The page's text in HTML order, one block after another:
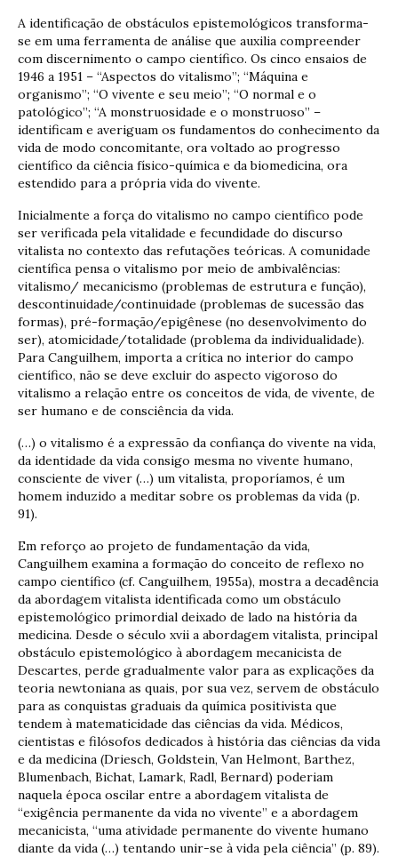
A identificação de obstáculos epistemológicos transforma-
se em uma ferramenta de análise que auxilia compreender
com discernimento o campo científico. Os cinco ensaios de
1946 a 1951 – “Aspectos do vitalismo”; “Máquina e
organismo”; “O vivente e seu meio”; “O normal e o
patológico”; “A monstruosidade e o monstruoso” –
identificam e averiguam os fundamentos do conhecimento da
vida de modo concomitante, ora voltado ao progresso
científico da ciência físico-química e da biomedicina, ora
estendido para a própria vida do vivente.
Inicialmente a força do vitalismo no campo científico pode
ser verificada pela vitalidade e fecundidade do discurso
vitalista no contexto das refutações teóricas. A comunidade
científica pensa o vitalismo por meio de ambivalências:
vitalismo/ mecanicismo (problemas de estrutura e função),
descontinuidade/continuidade (problemas de sucessão das
formas), pré-formação/epigênese (no desenvolvimento do
ser), atomicidade/totalidade (problema da individualidade).
Para Canguilhem, importa a crítica no interior do campo
científico, não se deve excluir do aspecto vigoroso do
vitalismo a relação entre os conceitos de vida, de vivente, de
ser humano e de consciência da vida.
(…) o vitalismo é a expressão da confiança do vivente na vida,
da identidade da vida consigo mesma no vivente humano,
consciente de viver (…) um vitalista, proporíamos, é um
homem induzido a meditar sobre os problemas da vida (p.
91).
Em reforço ao projeto de fundamentação da vida,
Canguilhem examina a formação do conceito de reflexo no
campo científico (cf. Canguilhem, 1955a), mostra a decadência
da abordagem vitalista identificada como um obstáculo
epistemológico primordial deixado de lado na história da
medicina. Desde o século xvii a abordagem vitalista, principal
obstáculo epistemológico à abordagem mecanicista de
Descartes, perde gradualmente valor para as explicações da
teoria newtoniana as quais, por sua vez, servem de obstáculo
para as conquistas graduais da química positivista que
tendem à matematicidade das ciências da vida. Médicos,
cientistas e filósofos dedicados à história das ciências da vida
e da medicina (Driesch, Goldstein, Van Helmont, Barthez,
Blumenbach, Bichat, Lamark, Radl, Bernard) poderiam
naquela época oscilar entre a abordagem vitalista de
“exigência permanente da vida no vivente” e a abordagem
mecanicista, “uma atividade permanente do vivente humano
diante da vida (…) tentando unir-se à vida pela ciência” (p. 89).